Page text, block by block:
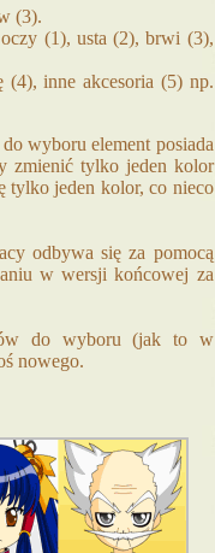
(3).
(1), usta (2), brwi (3),
inne akcesoria (5) np.
wyboru element posiada
zmienić tylko jeden kolor
tylko jeden kolor, co nieco
odbywa się za pomocą
w wersji końcowej za
do wyboru (jak to w
nowego.